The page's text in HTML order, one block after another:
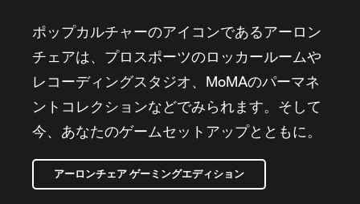
ポップカルチャーのアイコンであるアーロン
チェアは、プロスポーツのロッカールームや
レコーディングスタジオ、MoMAのパーマネ
ントコレクションなどでみられます。そして
今、あなたのゲームセットアップとともに。
アーロンチェア ゲーミングエディション